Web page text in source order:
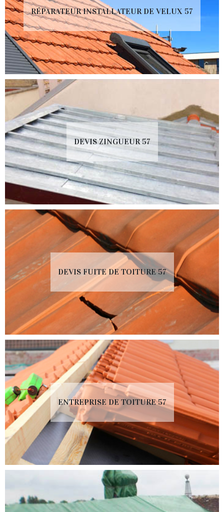
RÉPARATEUR INSTALLATEUR DE VELUX 57
DEVIS ZINGUEUR 57
DEVIS FUITE DE TOITURE 57
ENTREPRISE DE TOITURE 57